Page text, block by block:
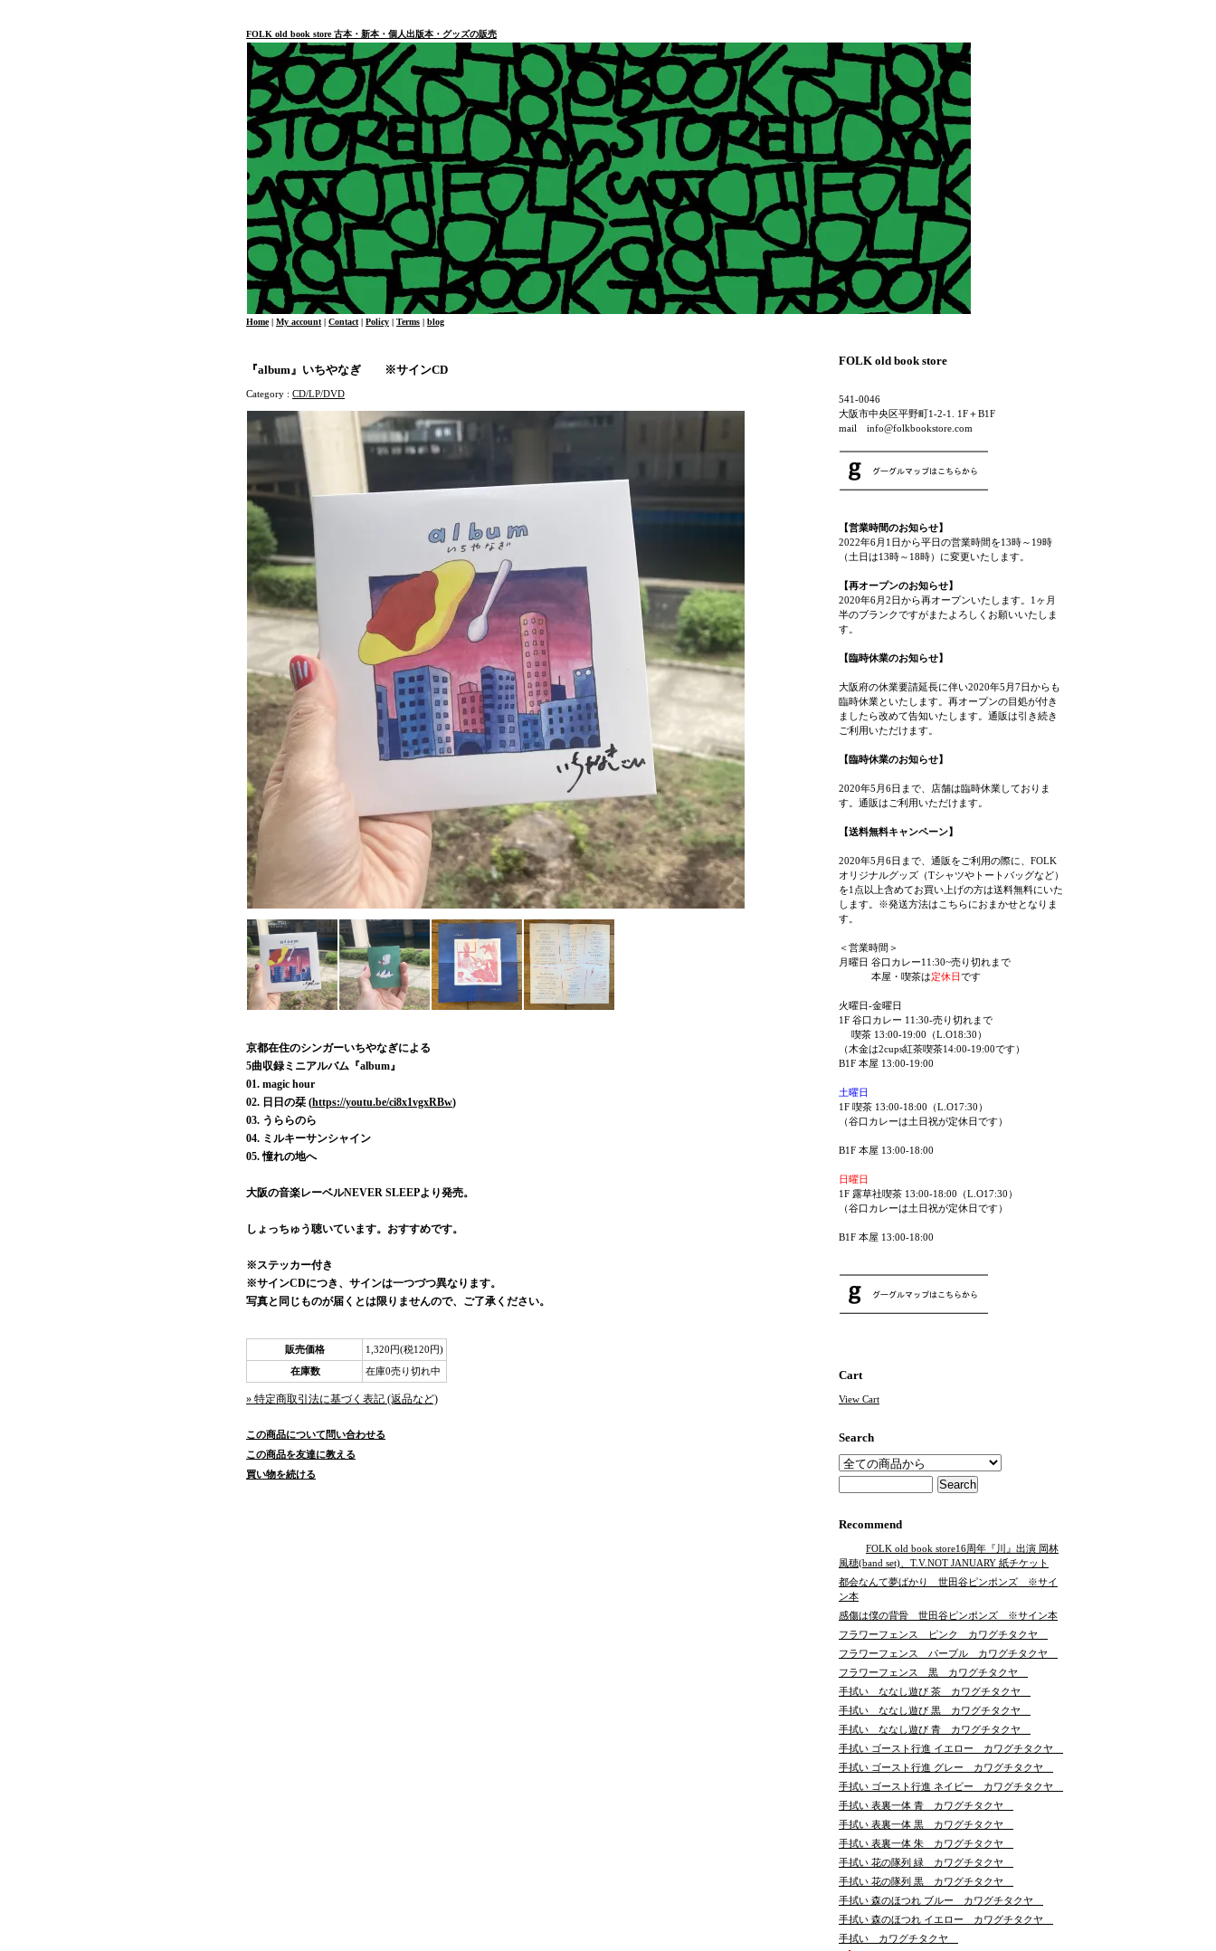
FOLK old book store 古本・新本・個人出版本・グッズの販売
Home| My account | Contact | Policy | Terms | blog
『album』いちやなぎ ※サインCD
Category : CD/LP/DVD
京都在住のシンガーいちやなぎによる
5曲収録ミニアルバム『album』
01. magic hour
02. 日日の栞 (https://youtu.be/ci8x1vgxRBw)
03. うららのら
04. ミルキーサンシャイン
05. 憧れの地へ
大阪の音楽レーベルNEVER SLEEPより発売。
しょっちゅう聴いています。おすすめです。
※ステッカー付き
※サインCDにつき、サインは一つづつ異なります。
写真と同じものが届くとは限りませんので、ご了承ください。
販売価格
1,320円(税120円)
在庫数
在庫0売り切れ中
» 特定商取引法に基づく表記 (返品など)
この商品について問い合わせる
この商品を友達に教える
買い物を続ける
FOLK old book store
541-0046
大阪市中央区平野町1-2-1. 1F＋B1F
mail info@folkbookstore.com
【営業時間のお知らせ】
2022年6月1日から平日の営業時間を13時～19時
（土日は13時～18時）に変更いたします。
【再オープンのお知らせ】
2020年6月2日から再オープンいたします。1ヶ月
半のブランクですがまたよろしくお願いいたしま
す。
【臨時休業のお知らせ】
大阪府の休業要請延長に伴い2020年5月7日からも
臨時休業といたします。再オープンの目処が付き
ましたら改めて告知いたします。通販は引き続き
ご利用いただけます。
【臨時休業のお知らせ】
2020年5月6日まで、店舗は臨時休業しておりま
す。通販はご利用いただけます。
【送料無料キャンペーン】
2020年5月6日まで、通販をご利用の際に、FOLK
オリジナルグッズ（Tシャツやトートバッグなど）
を1点以上含めてお買い上げの方は送料無料にいた
します。※発送方法はこちらにおまかせとなりま
す。
＜営業時間＞
月曜日 谷口カレー11:30~売り切れまで
本屋・喫茶は定休日です
火曜日-金曜日
1F 谷口カレー 11:30-売り切れまで
喫茶 13:00-19:00（L.O18:30）
（木金は2cups紅茶喫茶14:00-19:00です）
B1F 本屋 13:00-19:00
土曜日
1F 喫茶 13:00-18:00（L.O17:30）
（谷口カレーは土日祝が定休日です）
B1F 本屋 13:00-18:00
日曜日
1F 露草社喫茶 13:00-18:00（L.O17:30）
（谷口カレーは土日祝が定休日です）
B1F 本屋 13:00-18:00
Cart
View Cart
Search
Recommend
FOLK old book store16周年『川』出演 岡林
風穂(band set)、T.V.NOT JANUARY 紙チケット
都会なんて夢ばかり 世田谷ピンポンズ ※サイ
ン本
感傷は僕の背骨 世田谷ピンポンズ ※サイン本
フラワーフェンス ピンク カワグチタクヤ
フラワーフェンス パープル カワグチタクヤ
フラワーフェンス 黒 カワグチタクヤ
手拭い ななし遊び 茶 カワグチタクヤ
手拭い ななし遊び 黒 カワグチタクヤ
手拭い ななし遊び 青 カワグチタクヤ
手拭い ゴースト行進 イエロー カワグチタクヤ
手拭い ゴースト行進 グレー カワグチタクヤ
手拭い ゴースト行進 ネイビー カワグチタクヤ
手拭い 表裏一体 青 カワグチタクヤ
手拭い 表裏一体 黒 カワグチタクヤ
手拭い 表裏一体 朱 カワグチタクヤ
手拭い 花の隊列 緑 カワグチタクヤ
手拭い 花の隊列 黒 カワグチタクヤ
手拭い 森のほつれ ブルー カワグチタクヤ
手拭い 森のほつれ イエロー カワグチタクヤ
手拭い カワグチタクヤ